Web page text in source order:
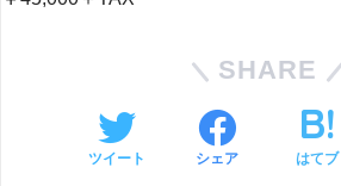
SHARE
ツイート シェア はてブ